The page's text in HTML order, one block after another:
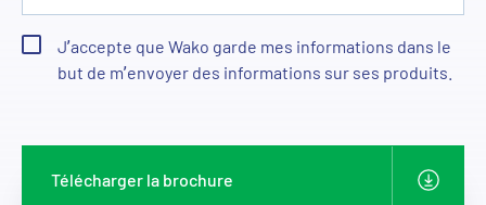
J’accepte que Wako garde mes informations dans le
but de m’envoyer des informations sur ses produits.
Télécharger la brochure